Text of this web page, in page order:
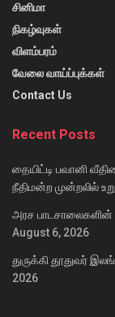
சினிமா
நிகழ்வுகள்
விளம்பரம்
வேலை வாய்ப்புக்கள்
Contact Us
Recent Posts
தையிட்டி பவானி
நீதிமன்ற முன்றலில்
அரச
August 6, 2026
துருக்கி தூதுவர்
2026